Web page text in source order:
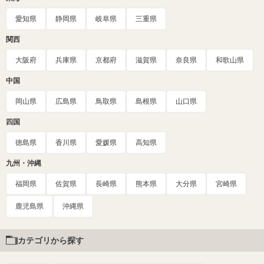
愛知県 静岡県 岐阜県 三重県
関西
大阪府 兵庫県 京都府 滋賀県 奈良県 和歌山県
中国
岡山県 広島県 鳥取県 島根県 山口県
四国
徳島県 香川県 愛媛県 高知県
九州・沖縄
福岡県 佐賀県 長崎県 熊本県 大分県 宮崎県
鹿児島県 沖縄県
カテゴリから探す